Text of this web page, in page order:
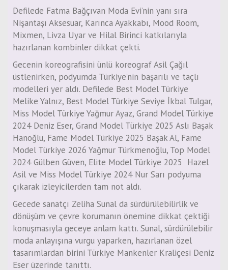
Defilede Fatma Bağçıvan Moda Evi’nin yanı sıra
Nişantaşı Aksesuar, Karınca Ayakkabı, Mood Room,
Mixmen, Livza Uyar ve Hilal Birinci katkılarıyla
hazırlanan kombinler dikkat çekti.
Gecenin koreografisini ünlü koreograf Asil Çağıl
üstlenirken, podyumda Türkiye’nin başarılı ve taçlı
modelleri yer aldı. Defilede Best Model Türkiye
Melike Yalnız, Best Model Türkiye Seviye İkbal Tulgar,
Miss Model Türkiye Yağmur Ayaz, Grand Model Türkiye
2024 Deniz Eser, Grand Model Türkiye 2025 Aslı Başak
Hanoğlu, Fame Model Türkiye 2025 Başak Al, Fame
Model Türkiye 2026 Yağmur Türkmenoğlu, Top Model
2024 Gülben Güven, Elite Model Türkiye 2025 Hazel
Asil ve Miss Model Türkiye 2024 Nur Sarı podyuma
çıkarak izleyicilerden tam not aldı.
Gecede sanatçı Zeliha Sunal da sürdürülebilirlik ve
dönüşüm ve çevre korumanın önemine dikkat çektiği
konuşmasıyla geceye anlam kattı. Sunal, sürdürülebilir
moda anlayışına vurgu yaparken, hazırlanan özel
tasarımlardan birini Türkiye Mankenler Kraliçesi Deniz
Eser üzerinde tanıttı.